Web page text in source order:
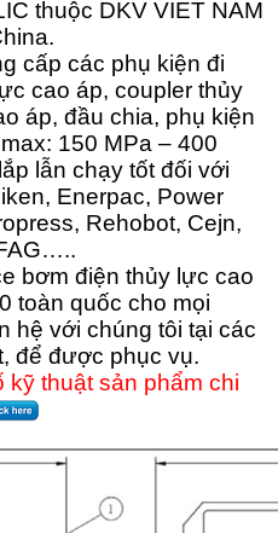
thuộc DKV VIET NAM
cấp các phụ kiện đi
cao áp, coupler thủy
áp, đầu chia, phụ kiện
150 MPa – 400
lẫn chạy tốt đối với
Enerpac, Power
Rehobot, Cejn,
bơm điện thủy lực cao
toàn quốc cho mọi
hệ với chúng tôi tại các
để được phục vụ.
kỹ thuật sản phẩm chi